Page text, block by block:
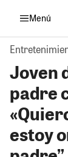
Menú
Joven
padre
estoy